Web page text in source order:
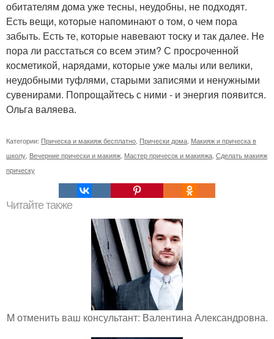
обитателям дома уже тесны, неудобны, не подходят.
Есть вещи, которые напоминают о том, о чем пора
забыть. Есть те, которые навевают тоску и так далее. Не
пора ли расстаться со всем этим? С просроченной
косметикой, нарядами, которые уже малы или велики,
неудобными туфлями, старыми записями и ненужными
сувенирами. Попрощайтесь с ними - и энергия появится.
Ольга валяева.
Категории: Прическа и макияж бесплатно, Прически дома, Макияж и прическа в
школу, Вечерние прически и макияж, Мастер причесок и макияжа, Сделать макияж
прическу
Читайте также
M отменить ваш консультант: Валентина Александровна.